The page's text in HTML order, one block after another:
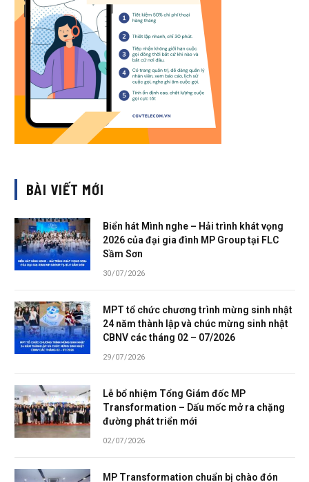
BÀI VIẾT MỚI
Biển hát Mình nghe – Hải trình khát vọng
2026 của đại gia đình MP Group tại FLC
Sầm Sơn
30/07/2026
MPT tổ chức chương trình mừng sinh nhật
24 năm thành lập và chúc mừng sinh nhật
CBNV các tháng 02 – 07/2026
29/07/2026
Lễ bổ nhiệm Tổng Giám đốc MP
Transformation – Dấu mốc mở ra chặng
đường phát triển mới
02/07/2026
MP Transformation chuẩn bị chào đón